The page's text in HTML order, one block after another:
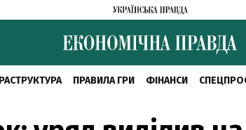
ПРАВИЛА ГРИ ФІНАНСИ